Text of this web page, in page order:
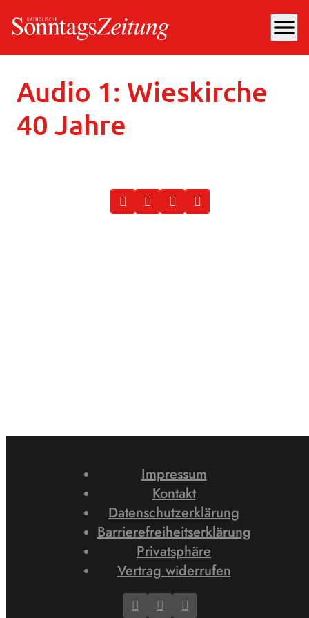
menu
Donnerstag, 15.06.2023, 06:30 Uhr
Audio 1: Wieskirche
40 Jahre
Impressum
Kontakt
Datenschutzerklärung
Barrierefreiheitserklärung
Privatsphäre
Vertrag widerrufen